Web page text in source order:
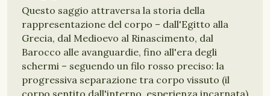
Questo saggio attraversa la storia della
rappresentazione del corpo – dall'Egitto alla
Grecia, dal Medioevo al Rinascimento, dal
Barocco alle avanguardie, fino all'era degli
schermi – seguendo un filo rosso preciso: la
progressiva separazione tra corpo vissuto (il
corpo sentito dall'interno, esperienza incarnata)